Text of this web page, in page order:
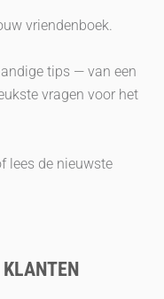
vriendenboek.
tips — van een
vragen voor het
lees de nieuwste